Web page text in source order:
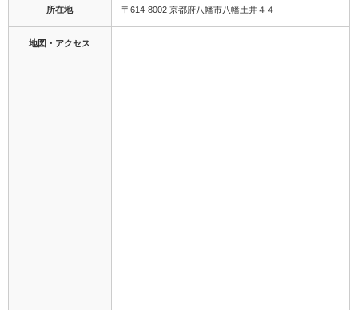
所在地 〒614-8002 京都府八幡市八幡土井４４
地図・アクセス